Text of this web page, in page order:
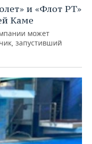
и «Флот РТ»
Каме
может
запустивший